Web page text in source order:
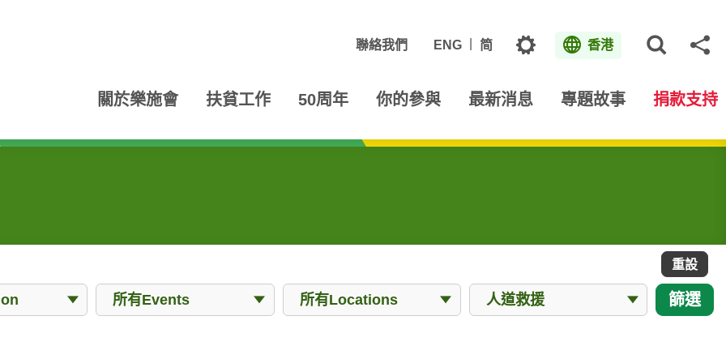
聯絡我們 ENG 简 主題 香港
關於樂施會 扶貧工作 50周年 你的參與 最新消息 專題故事 捐款支持
Events
所有Events
Locations
所有Locations
所有Works
人道救援 篩選
重設